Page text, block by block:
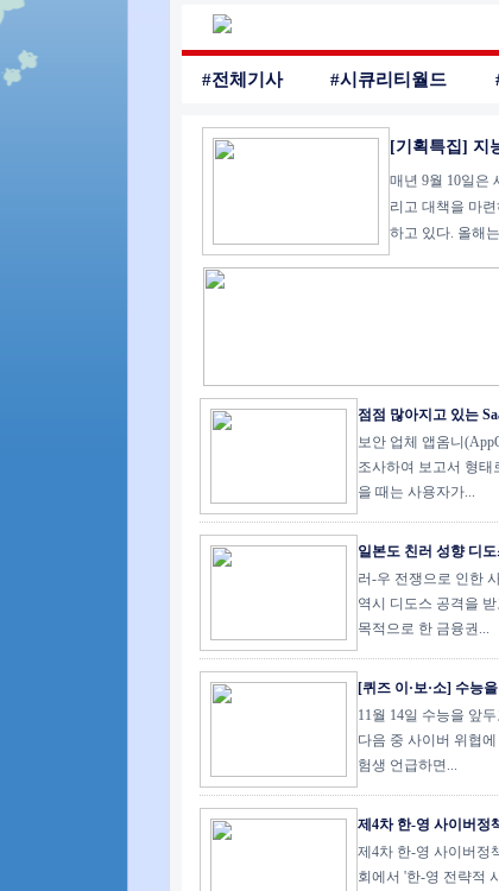
#전체기사 #시큐리티월드
[기획특집] 지
매년 9월 10일은
리고 대책을 마
하고 있다. 올해
점점 많아지고 있는
보안 업체 앱옴니
조사하여 보고서 형태
을 때는 사용자가...
일본도 친러 성향 디
러-우 전쟁으로 인한
역시 디도스 공격을
목적으로 한 금융권...
[퀴즈 이·보·소] 수능
11월 14일 수능을 앞
다음 중 사이버 위협
험생 언급하면...
제4차 한-영 사이버정
제4차 한-영 사이버정
회에서 '한-영 전략적